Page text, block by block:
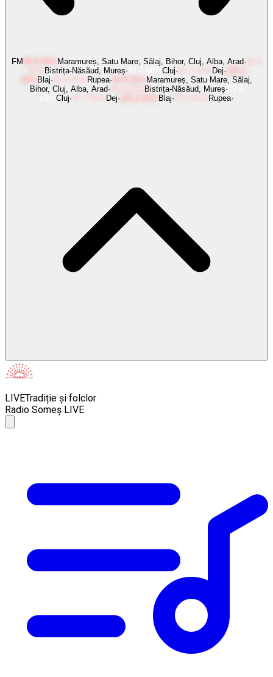
FM MHz Maramureș, Satu Mare, Sălaj, Bihor, Cluj, Alba, Arad·
Bistrița-Năsăud, Mureș· Cluj· Dej·
MHz Blaj· Rupea· MHz Maramureș, Satu Mare, Sălaj,
Bihor, Cluj, Alba, Arad· Bistrița-Năsăud, Mureș·
Cluj· Dej· MHz Blaj· Rupea·
LIVETradiție și folclor
Radio Someș LIVE